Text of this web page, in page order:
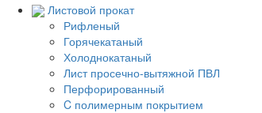
Листовой прокат
Рифленый
Горячекатаный
Холоднокатаный
Лист просечно-вытяжной ПВЛ
Перфорированный
C полимерным покрытием